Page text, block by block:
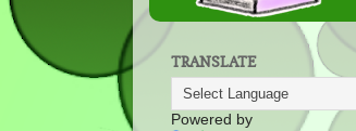
TRANSLATE
Powered by